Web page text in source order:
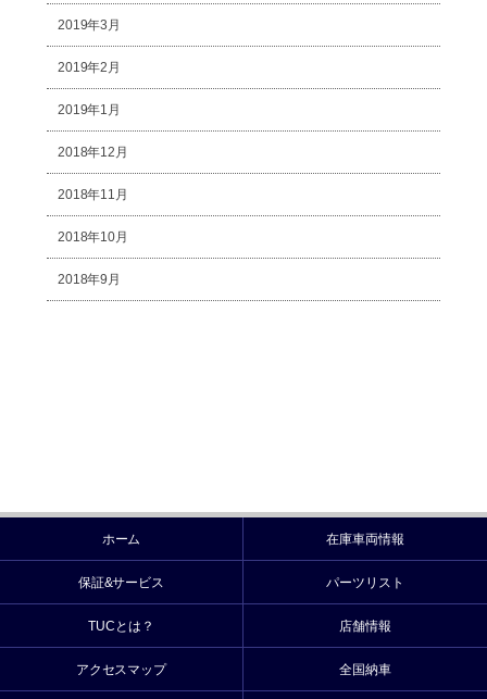
2019年3月
2019年2月
2019年1月
2018年12月
2018年11月
2018年10月
2018年9月
ホーム 在庫車両情報
保証&サービス パーツリスト
TUCとは？ 店舗情報
アクセスマップ 全国納車